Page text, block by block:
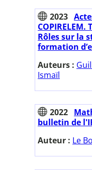
2023
COPIRELEM.
Rôles sur la
formation
Auteurs :
Ismaïl
2022
bulletin de
Auteur : Le